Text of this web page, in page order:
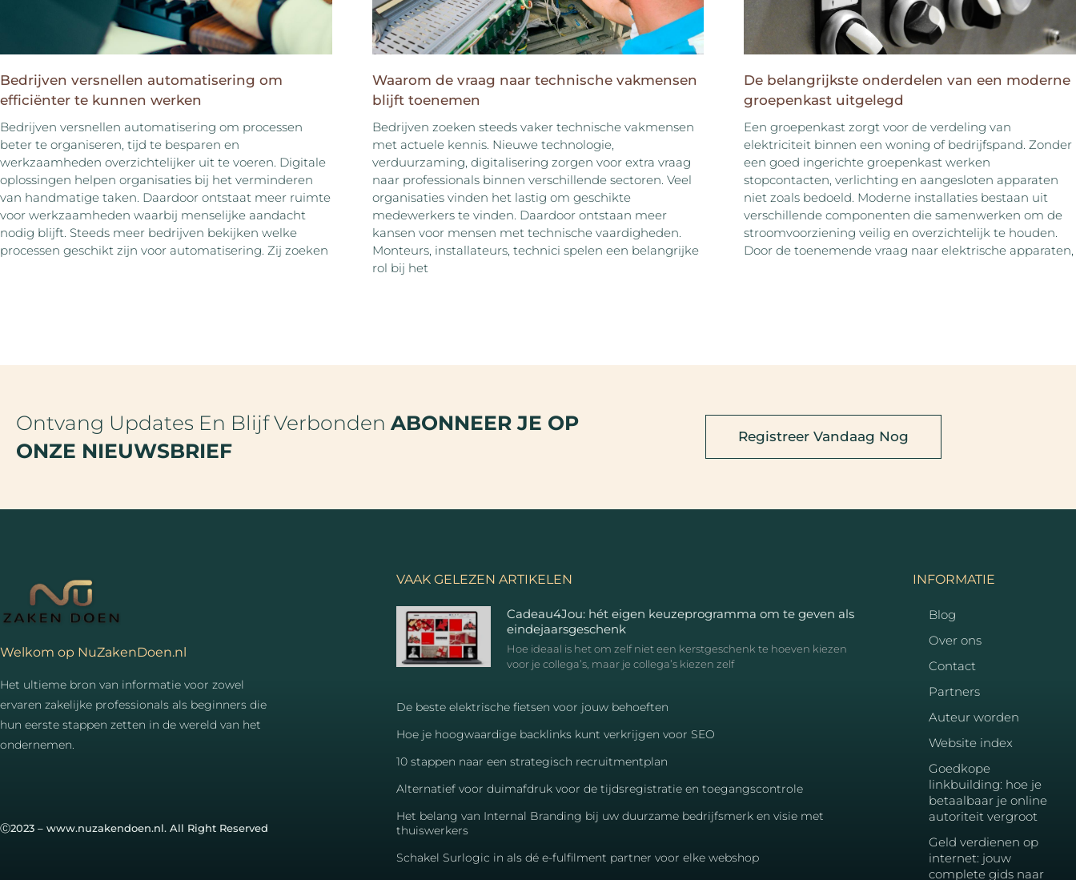
Bedrijven versnellen automatisering om
efficiënter te kunnen werken
Bedrijven versnellen automatisering om processen
beter te organiseren, tijd te besparen en
werkzaamheden overzichtelijker uit te voeren. Digitale
oplossingen helpen organisaties bij het verminderen
van handmatige taken. Daardoor ontstaat meer ruimte
voor werkzaamheden waarbij menselijke aandacht
nodig blijft. Steeds meer bedrijven bekijken welke
processen geschikt zijn voor automatisering. Zij zoeken
Waarom de vraag naar technische vakmensen
blijft toenemen
Bedrijven zoeken steeds vaker technische vakmensen
met actuele kennis. Nieuwe technologie,
verduurzaming, digitalisering zorgen voor extra vraag
naar professionals binnen verschillende sectoren. Veel
organisaties vinden het lastig om geschikte
medewerkers te vinden. Daardoor ontstaan meer
kansen voor mensen met technische vaardigheden.
Monteurs, installateurs, technici spelen een belangrijke
rol bij het
De belangrijkste onderdelen van een moderne
groepenkast uitgelegd
Een groepenkast zorgt voor de verdeling van
elektriciteit binnen een woning of bedrijfspand. Zonder
een goed ingerichte groepenkast werken
stopcontacten, verlichting en aangesloten apparaten
niet zoals bedoeld. Moderne installaties bestaan uit
verschillende componenten die samenwerken om de
stroomvoorziening veilig en overzichtelijk te houden.
Door de toenemende vraag naar elektrische apparaten,
Ontvang Updates En Blijf Verbonden ABONNEER JE OP
ONZE NIEUWSBRIEF
Registreer Vandaag Nog
Welkom op NuZakenDoen.nl
Het ultieme bron van informatie voor zowel
ervaren zakelijke professionals als beginners die
hun eerste stappen zetten in de wereld van het
ondernemen.
Ⓒ2023 – www.nuzakendoen.nl. All Right Reserved
VAAK GELEZEN ARTIKELEN
Cadeau4Jou: hét eigen keuzeprogramma om te geven als
eindejaarsgeschenk
Hoe ideaal is het om zelf niet een kerstgeschenk te hoeven kiezen
voor je collega’s, maar je collega’s kiezen zelf
De beste elektrische fietsen voor jouw behoeften
Hoe je hoogwaardige backlinks kunt verkrijgen voor SEO
10 stappen naar een strategisch recruitmentplan
Alternatief voor duimafdruk voor de tijdsregistratie en toegangscontrole
Het belang van Internal Branding bij uw duurzame bedrijfsmerk en visie met
thuiswerkers
Schakel Surlogic in als dé e-fulfilment partner voor elke webshop
INFORMATIE
Blog
Over ons
Contact
Partners
Auteur worden
Website index
Goedkope
linkbuilding: hoe je
betaalbaar je online
autoriteit vergroot
Geld verdienen op
internet: jouw
complete gids naar